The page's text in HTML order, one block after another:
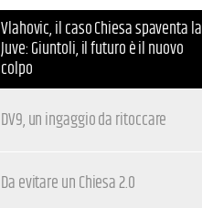
Vlahovic, il caso Chiesa spaventa la
Juve: Giuntoli, il futuro è il nuovo
colpo
DV9, un ingaggio da ritoccare
Da evitare un Chiesa 2.0